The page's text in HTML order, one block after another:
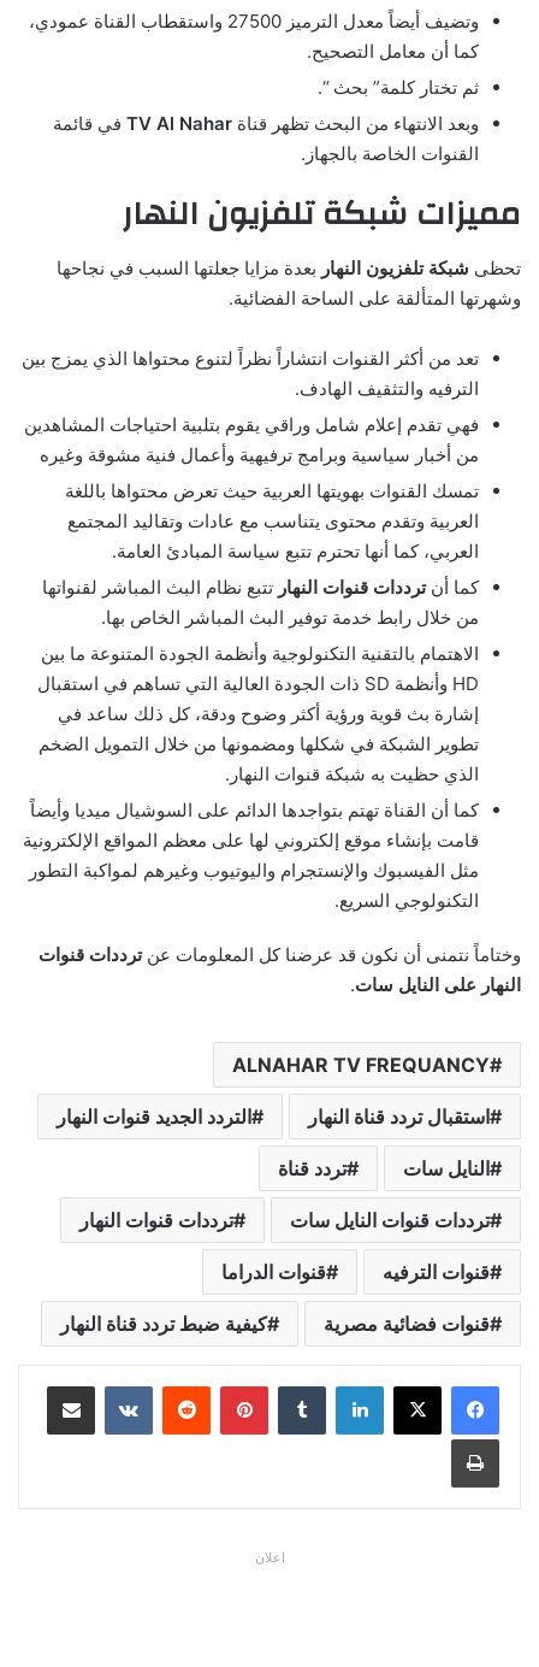
وتضيف أيضاً معدل الترميز 27500 واستقطاب القناة عمودي،
كما أن معامل التصحيح.
ثم تختار كلمة” بحث “.
وبعد الانتهاء من البحث تظهر قناة TV Al Nahar في قائمة
القنوات الخاصة بالجهاز.
مميزات شبكة تلفزيون النهار
تحظى شبكة تلفزيون النهار بعدة مزايا جعلتها السبب في نجاحها
وشهرتها المتألقة على الساحة الفضائية.
تعد من أكثر القنوات انتشاراً نظراً لتنوع محتواها الذي يمزج بين
الترفيه والتثقيف الهادف.
فهي تقدم إعلام شامل وراقي يقوم بتلبية احتياجات المشاهدين
من أخبار سياسية وبرامج ترفيهية وأعمال فنية مشوقة وغيره
تمسك القنوات بهويتها العربية حيث تعرض محتواها باللغة
العربية وتقدم محتوى يتناسب مع عادات وتقاليد المجتمع
العربي، كما أنها تحترم تتبع سياسة المبادئ العامة.
كما أنترددات قنوات النهار تتبع نظام البث المباشر لقنواتها
من خلال رابط خدمة توفير البث المباشر الخاص بها.
الاهتمام بالتقنية التكنولوجية وأنظمة الجودة المتنوعة ما بين
HD وأنظمة SD ذات الجودة العالية التي تساهم في استقبال
إشارة بث قوية ورؤية أكثر وضوح ودقة، كل ذلك ساعد في
تطوير الشبكة في شكلها ومضمونها من خلال التمويل الضخم
الذي حظيت به شبكة قنوات النهار.
كما أن القناة تهتم بتواجدها الدائم على السوشيال ميديا وأيضاً
قامت بإنشاء موقع إلكتروني لها على معظم المواقع الإلكترونية
مثل الفيسبوك والإنستجرام واليوتيوب وغيرهم لمواكبة التطور
التكنولوجي السريع.
وختاماً نتمنى أن نكون قد عرضنا كل المعلومات عنترددات قنوات
النهار على النايل سات.
ALNAHAR TV FREQUANCY
استقبال تردد قناة النهار التردد الجديد قنوات النهار
النايل سات تردد قناة
ترددات قنوات النايل سات ترددات قنوات النهار
قنوات الترفيه قنوات الدراما
قنوات فضائية مصرية كيفية ضبط تردد قناة النهار
لينكدإن بينتيريست مشاركة عبر البريد
طباعة
اعلان